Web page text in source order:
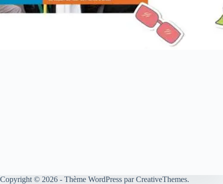
Copyright © 2026 - Thème WordPress parCreativeThemes.